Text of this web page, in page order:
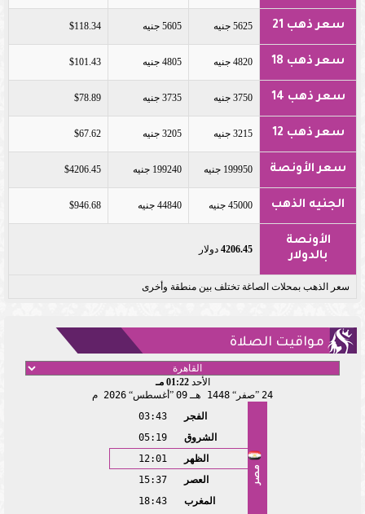
سعر ذهب 21 5625 جنيه 5605 جنيه $118.34
سعر ذهب 18 4820 جنيه 4805 جنيه $101.43
سعر ذهب 14 3750 جنيه 3735 جنيه $78.89
سعر ذهب 12 3215 جنيه 3205 جنيه $67.62
سعر الأونصة 199950 جنيه 199240 جنيه $4206.45
الجنيه الذهب 45000 جنيه 44840 جنيه $946.68
الأونصة
بالدولار
4206.45 دولار
سعر الذهب بمحلات الصاغة تختلف بين منطقة وأخرى
مواقيت الصلاة
الأحد01:22 مـ
24
صفر 1448 هـ 09 أغسطس 2026 م
مصر
الفجر
03:43
الشروق
05:19
الظهر
12:01
العصر
15:37
المغرب
18:43